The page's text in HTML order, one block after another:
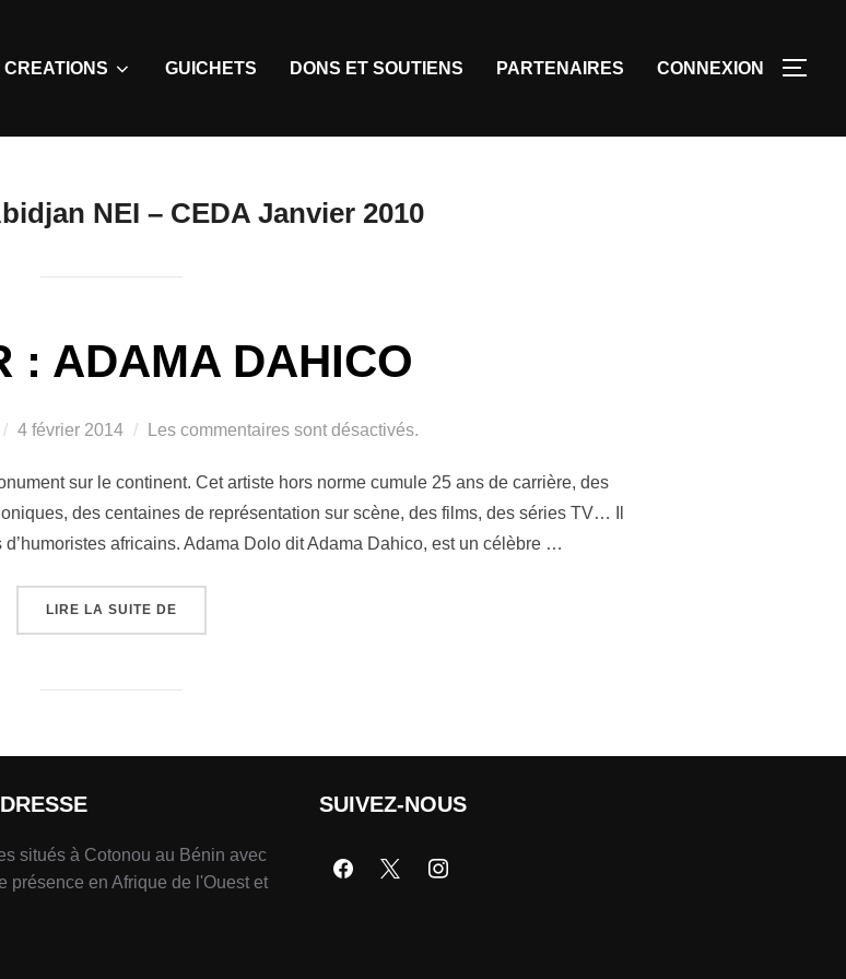
CREATIONS GUICHETS DONS ET SOUTIENS PARTENAIRES CONNEXION
NEI – CEDA Janvier 2010
: ADAMA DAHICO
4 février 2014 Les commentaires sont désactivés.
sur le continent. Cet artiste hors norme cumule 25 ans de carrière, des
des centaines de représentation sur scène, des films, des séries TV… Il
africains. Adama Dolo dit Adama Dahico, est un célèbre …
LIRE LA SUITE DE
situés à Cotonou au Bénin avec
présence en Afrique de l'Ouest et
SUIVEZ-NOUS